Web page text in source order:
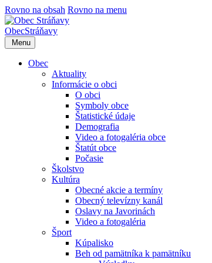
Rovno na obsah Rovno na menu
ObecStráňavy
Menu
Obec
Aktuality
Informácie o obci
O obci
Symboly obce
Štatistické údaje
Demografia
Video a fotogaléria obce
Štatút obce
Počasie
Školstvo
Kultúra
Obecné akcie a termíny
Obecný televízny kanál
Oslavy na Javorinách
Video a fotogaléria
Šport
Kúpalisko
Beh od pamätníka k pamätníku